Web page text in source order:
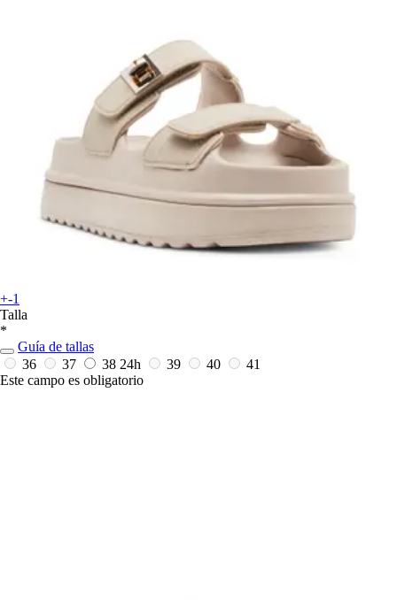
+-1
Talla
*
Guía de tallas
36
37 38 24h 39 40
41
Este campo es obligatorio